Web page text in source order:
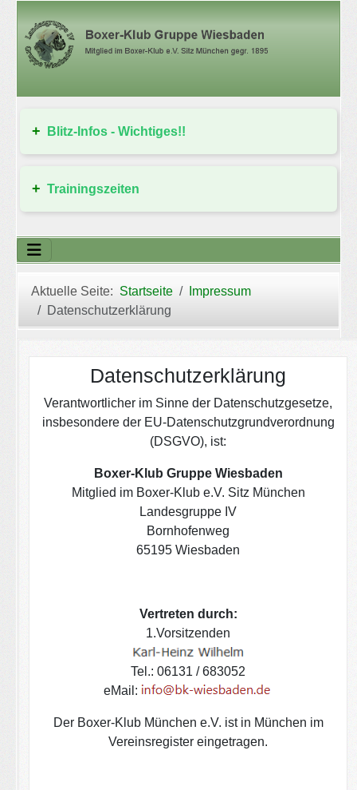
Blitz-Infos - Wichtiges!!
Trainingszeiten
Aktuelle Seite: Startseite
Impressum
Datenschutzerklärung
Datenschutzerklärung
Verantwortlicher im Sinne der Datenschutzgesetze,
insbesondere der EU-Datenschutzgrundverordnung
(DSGVO), ist:
Boxer-Klub Gruppe Wiesbaden
Mitglied im Boxer-Klub e.V. Sitz München
Landesgruppe IV
Bornhofenweg
65195 Wiesbaden
Vertreten durch:
1.Vorsitzenden
Tel.: 06131 / 683052
eMail:
Der Boxer-Klub München e.V. ist in München im
Vereinsregister eingetragen.